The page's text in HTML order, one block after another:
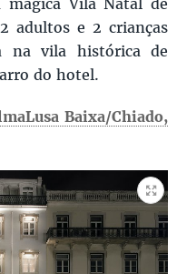
adultos e 2 crianças
na vila histórica de
do hotel.
Baixa/Chiado,